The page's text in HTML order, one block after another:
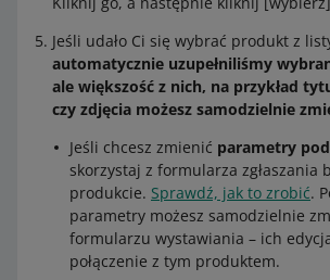
Jeśli udało Ci się wybrać produkt z
automatycznie uzupełniliśmy
ale większość z nich, na przykład
czy zdjęcia możesz samodzielnie
Jeśli chcesz zmienić parametry
skorzystaj z formularza zgłaszania
produkcie. Sprawdź, jak to zrobić.
parametry możesz samodzielnie
formularzu wystawiania – ich
połączenie z tym produktem.